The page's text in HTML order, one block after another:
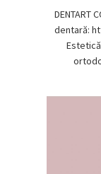
DENTART
dentară: